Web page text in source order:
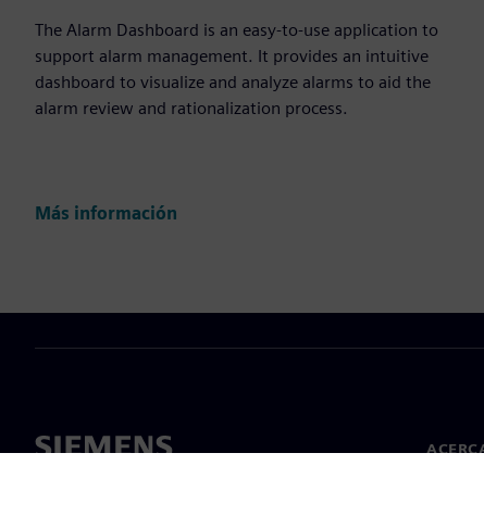
The Alarm Dashboard is an easy-to-use application to
support alarm management. It provides an intuitive
dashboard to visualize and analyze alarms to aid the
alarm review and rationalization process.
Más información